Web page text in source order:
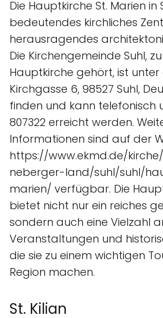
Die Hauptkirche St. Marien in
bedeutendes kirchliches
herausragendes
Die Kirchengemeinde Suhl,
Hauptkirche gehört, ist unter
Kirchgasse 6, 98527 Suhl,
finden und kann telefonisch
807322 erreicht werden.
Informationen sind auf der
https://www.ekmd.de/
neberger-land/suhl/suhl/
marien/ verfügbar. Die
bietet nicht nur ein reiches
sondern auch eine Vielzahl
Veranstaltungen und
die sie zu einem wichtigen
Region machen.
St. Kilian